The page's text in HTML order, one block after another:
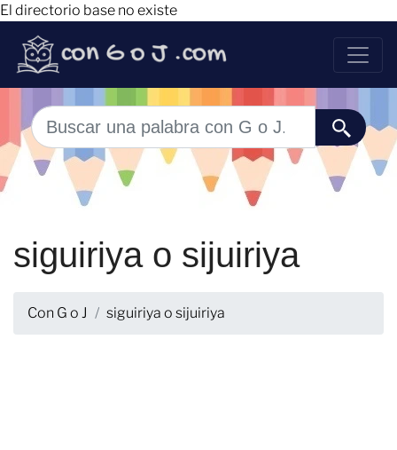
El directorio base no existe
siguiriya o sijuiriya
Con G o J siguiriya o sijuiriya